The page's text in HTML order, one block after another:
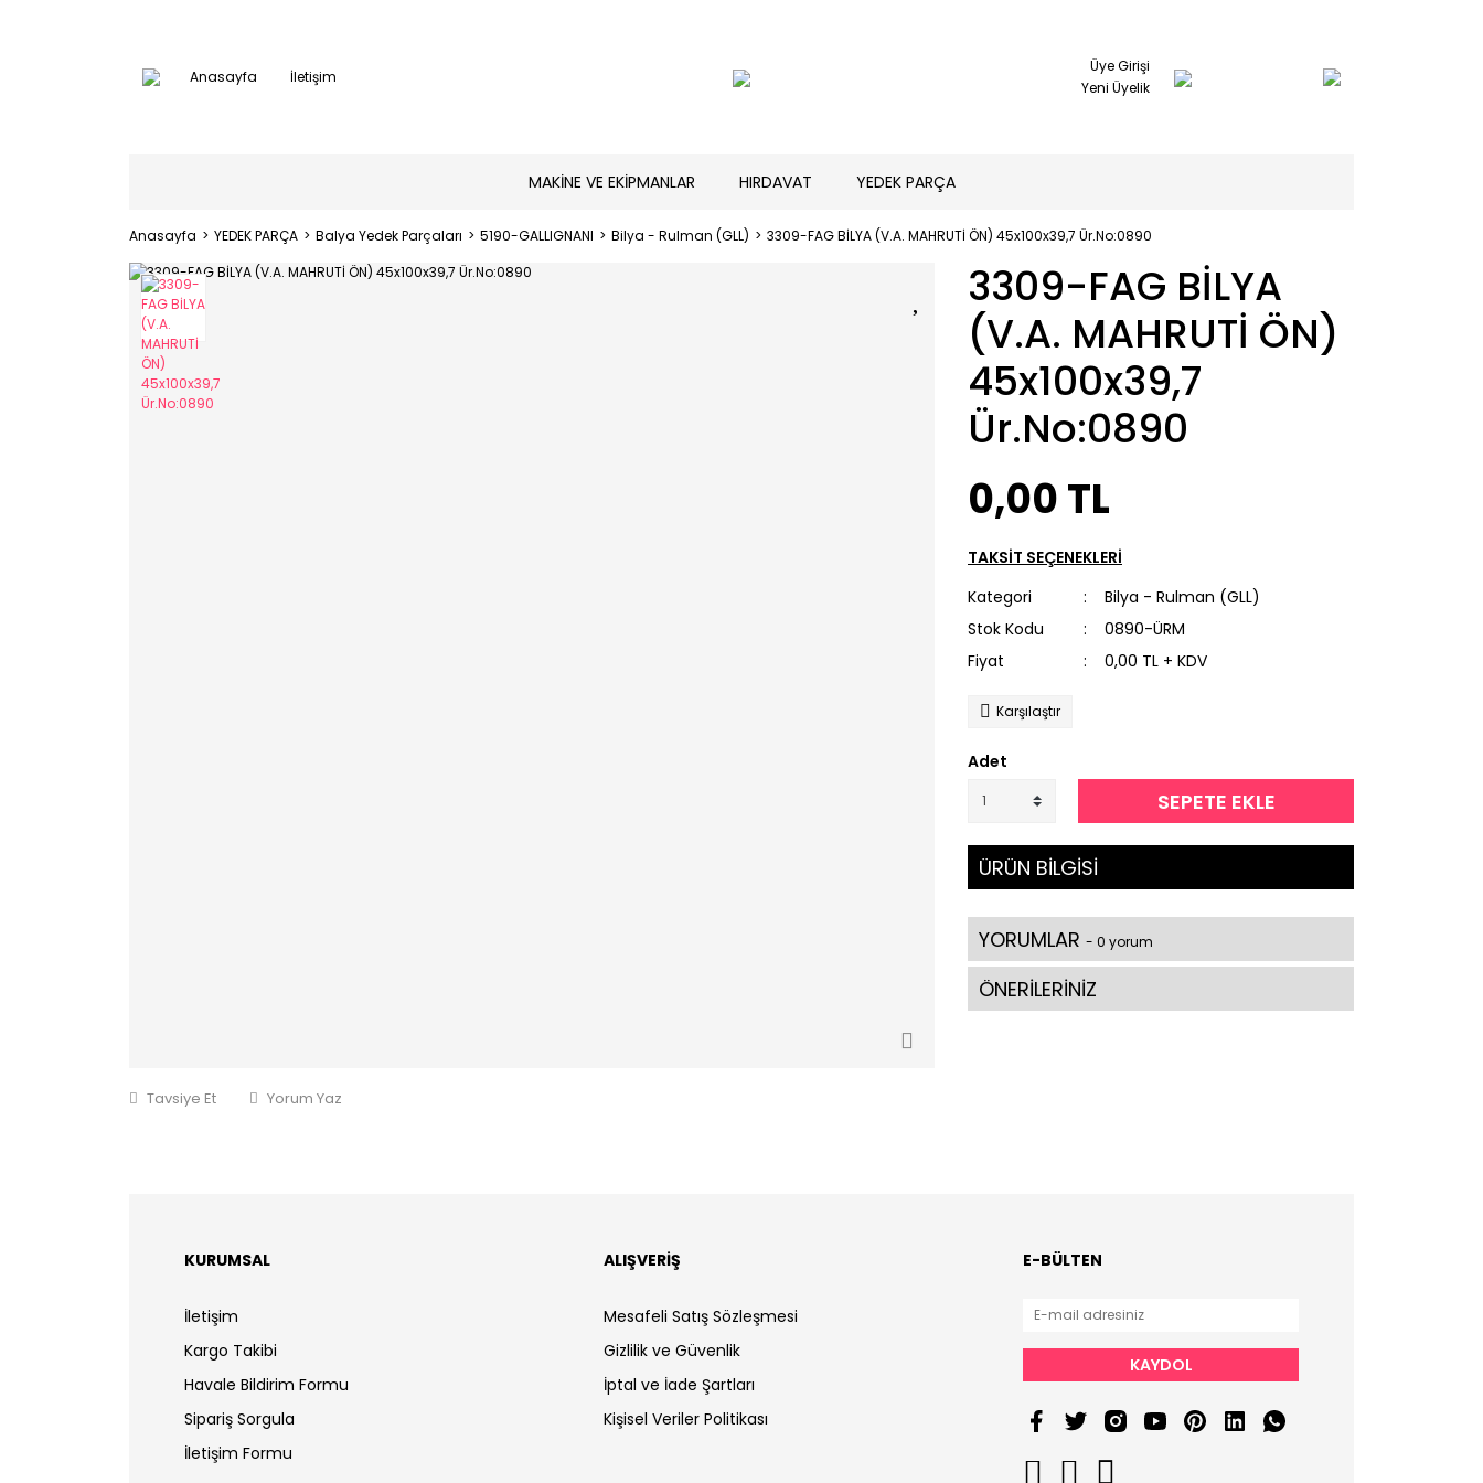
Anasayfa İletişim
Üye Girişi
Yeni Üyelik
MAKİNE VE EKİPMANLAR HIRDAVAT YEDEK PARÇA
Anasayfa YEDEK PARÇA Balya Yedek Parçaları 5190-GALLIGNANI Bilya - Rulman (GLL) 3309-FAG BİLYA (V.A. MAHRUTİ ÖN) 45x100x39,7 Ür.No:0890
Tavsiye Et Yorum Yaz
3309-FAG BİLYA
(V.A. MAHRUTİ ÖN)
45x100x39,7
Ür.No:0890
0,00 TL
TAKSİT SEÇENEKLERİ
Kategori
Bilya - Rulman (GLL)
Stok Kodu
0890-ÜRM
Fiyat
0,00 TL + KDV
Karşılaştır
Adet
SEPETE EKLE
ÜRÜN BİLGİSİ
YORUMLAR - 0 yorum
ÖNERİLERİNİZ
KURUMSAL
İletişim
Kargo Takibi
Havale Bildirim Formu
Sipariş Sorgula
İletişim Formu
ALIŞVERİŞ
Mesafeli Satış Sözleşmesi
Gizlilik ve Güvenlik
İptal ve İade Şartları
Kişisel Veriler Politikası
E-BÜLTEN
KAYDOL